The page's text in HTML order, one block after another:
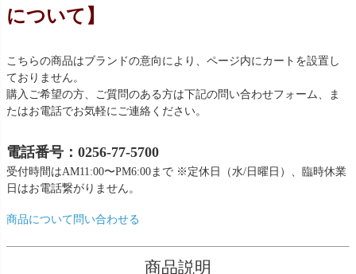
について】
こちらの商品はブランドの意向により、ページ内にカートを設置し
ておりません。
購入ご希望の方、ご質問のある方は下記の問い合わせフォーム、ま
たはお電話でお気軽にご連絡ください。
電話番号：0256-77-5700
受付時間はAM11:00〜PM6:00まで ※定休日（水/日曜日）、臨時休業
日はお電話繋がりません。
商品について問い合わせる
商品説明